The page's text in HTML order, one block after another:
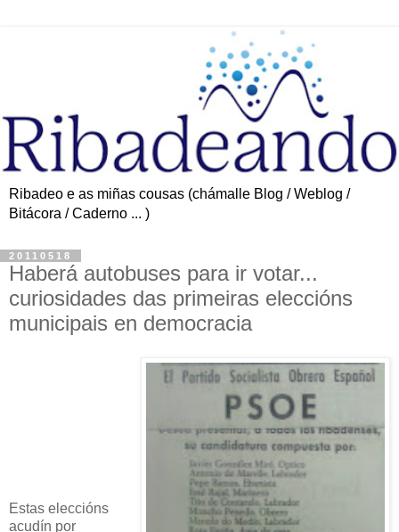
Ribadeo e as miñas cousas (chámalle Blog / Weblog /
Bitácora / Caderno ... )
20110518
Haberá autobuses para ir votar...
curiosidades das primeiras eleccións
municipais en democracia
Estas eleccións
acudín por